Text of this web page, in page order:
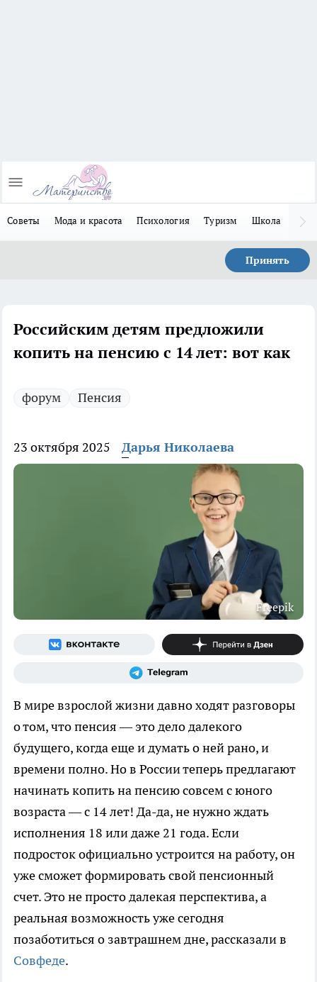
Советы Мода и красота Психология Туризм Школа
Принять
Российским детям предложили
копить на пенсию с 14 лет: вот как
форум Пенсия
23 октября 2025 Дарья Николаева
Freepik
В мире взрослой жизни давно ходят разговоры
о том, что пенсия — это дело далекого
будущего, когда еще и думать о ней рано, и
времени полно. Но в России теперь предлагают
начинать копить на пенсию совсем с юного
возраста — с 14 лет! Да-да, не нужно ждать
исполнения 18 или даже 21 года. Если
подросток официально устроится на работу, он
уже сможет формировать свой пенсионный
счет. Это не просто далекая перспектива, а
реальная возможность уже сегодня
позаботиться о завтрашнем дне, рассказали в
Совфеде.